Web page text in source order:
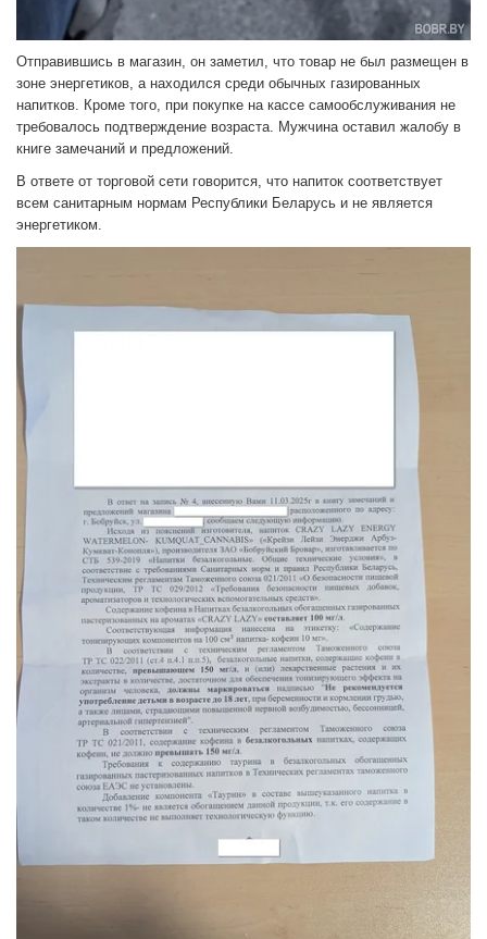
Отправившись в магазин, он заметил, что товар не был размещен в
зоне энергетиков, а находился среди обычных газированных
напитков. Кроме того, при покупке на кассе самообслуживания не
требовалось подтверждение возраста. Мужчина оставил жалобу в
книге замечаний и предложений.
В ответе от торговой сети говорится, что напиток соответствует
всем санитарным нормам Республики Беларусь и не является
энергетиком.